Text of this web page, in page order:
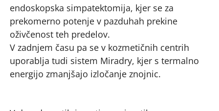
endoskopska simpatektomija, kjer se za
prekomerno potenje v pazduhah prekine
oživčenost teh predelov.
V zadnjem času pa se v kozmetičnih centrih
uporablja tudi sistem Miradry, kjer s termalno
energijo zmanjšajo izločanje znojnic.